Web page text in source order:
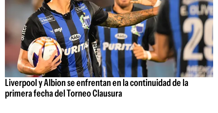
Liverpool y Albion se enfrentan en la continuidad de la
primera fecha del Torneo Clausura